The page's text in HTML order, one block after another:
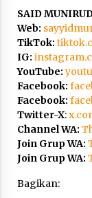
SAID
Web:
TikTok:
IG:
YouTube:
Facebook:
Facebook:
Twitter-X:
Channel WA:
Join Grup WA:
Join Grup WA:
Bagikan: